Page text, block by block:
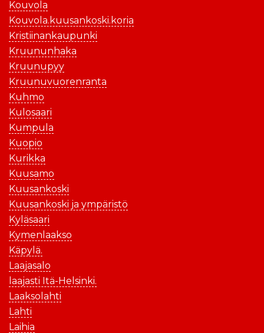
Kouvola
Kouvola.kuusankoski.koria
Kristiinankaupunki
Kruununhaka
Kruunupyy
Kruunuvuorenranta
Kuhmo
Kulosaari
Kumpula
Kuopio
Kurikka
Kuusamo
Kuusankoski
Kuusankoski ja ympäristö
Kyläsaari
Kymenlaakso
Käpylä.
Laajasalo
laajasti Itä-Helsinki.
Laaksolahti
Lahti
Laihia